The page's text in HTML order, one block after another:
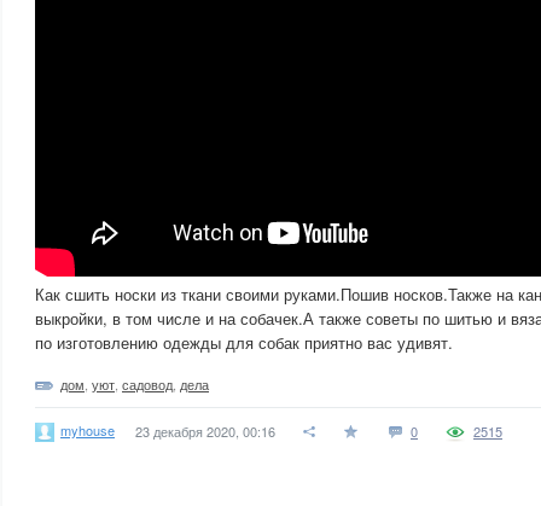
Как сшить носки из ткани своими руками.Пошив носков.Также на
выкройки, в том числе и на собачек.А также советы по шитью и
по изготовлению одежды для собак приятно вас удивят.
дом уют садовод дела
myhouse 23 декабря 2020, 00:16 0 2515